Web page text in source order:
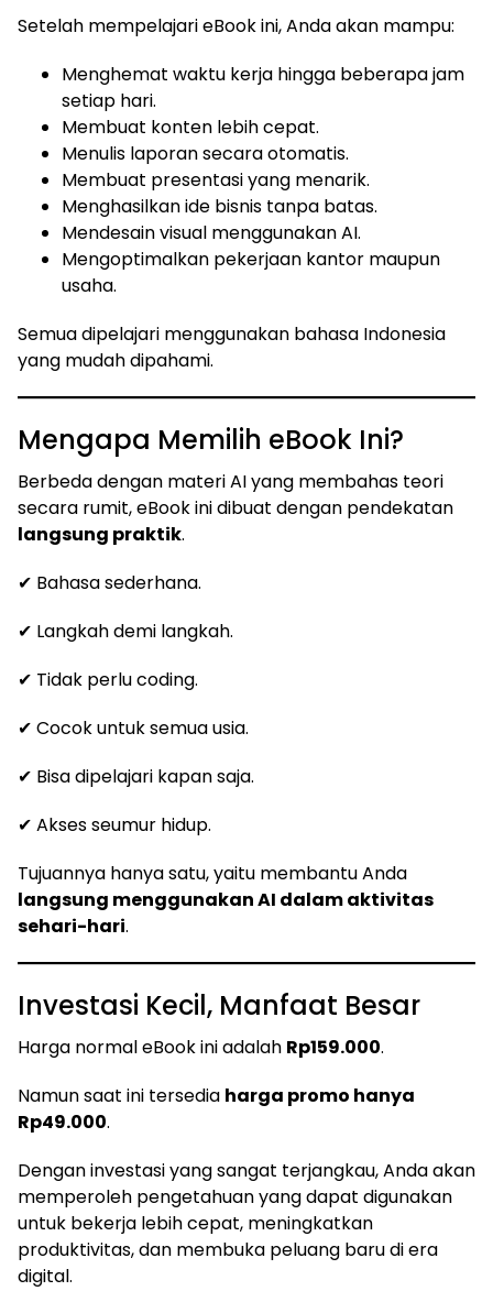
Setelah mempelajari eBook ini, Anda akan mampu:
Menghemat waktu kerja hingga beberapa jam
setiap hari.
Membuat konten lebih cepat.
Menulis laporan secara otomatis.
Membuat presentasi yang menarik.
Menghasilkan ide bisnis tanpa batas.
Mendesain visual menggunakan AI.
Mengoptimalkan pekerjaan kantor maupun
usaha.
Semua dipelajari menggunakan bahasa Indonesia
yang mudah dipahami.
Mengapa Memilih eBook Ini?
Berbeda dengan materi AI yang membahas teori
secara rumit, eBook ini dibuat dengan pendekatan
langsung praktik.
✔ Bahasa sederhana.
✔ Langkah demi langkah.
✔ Tidak perlu coding.
✔ Cocok untuk semua usia.
✔ Bisa dipelajari kapan saja.
✔ Akses seumur hidup.
Tujuannya hanya satu, yaitu membantu Anda
langsung menggunakan AI dalam aktivitas
sehari-hari.
Investasi Kecil, Manfaat Besar
Harga normal eBook ini adalah Rp159.000.
Namun saat ini tersedia harga promo hanya
Rp49.000.
Dengan investasi yang sangat terjangkau, Anda akan
memperoleh pengetahuan yang dapat digunakan
untuk bekerja lebih cepat, meningkatkan
produktivitas, dan membuka peluang baru di era
digital.